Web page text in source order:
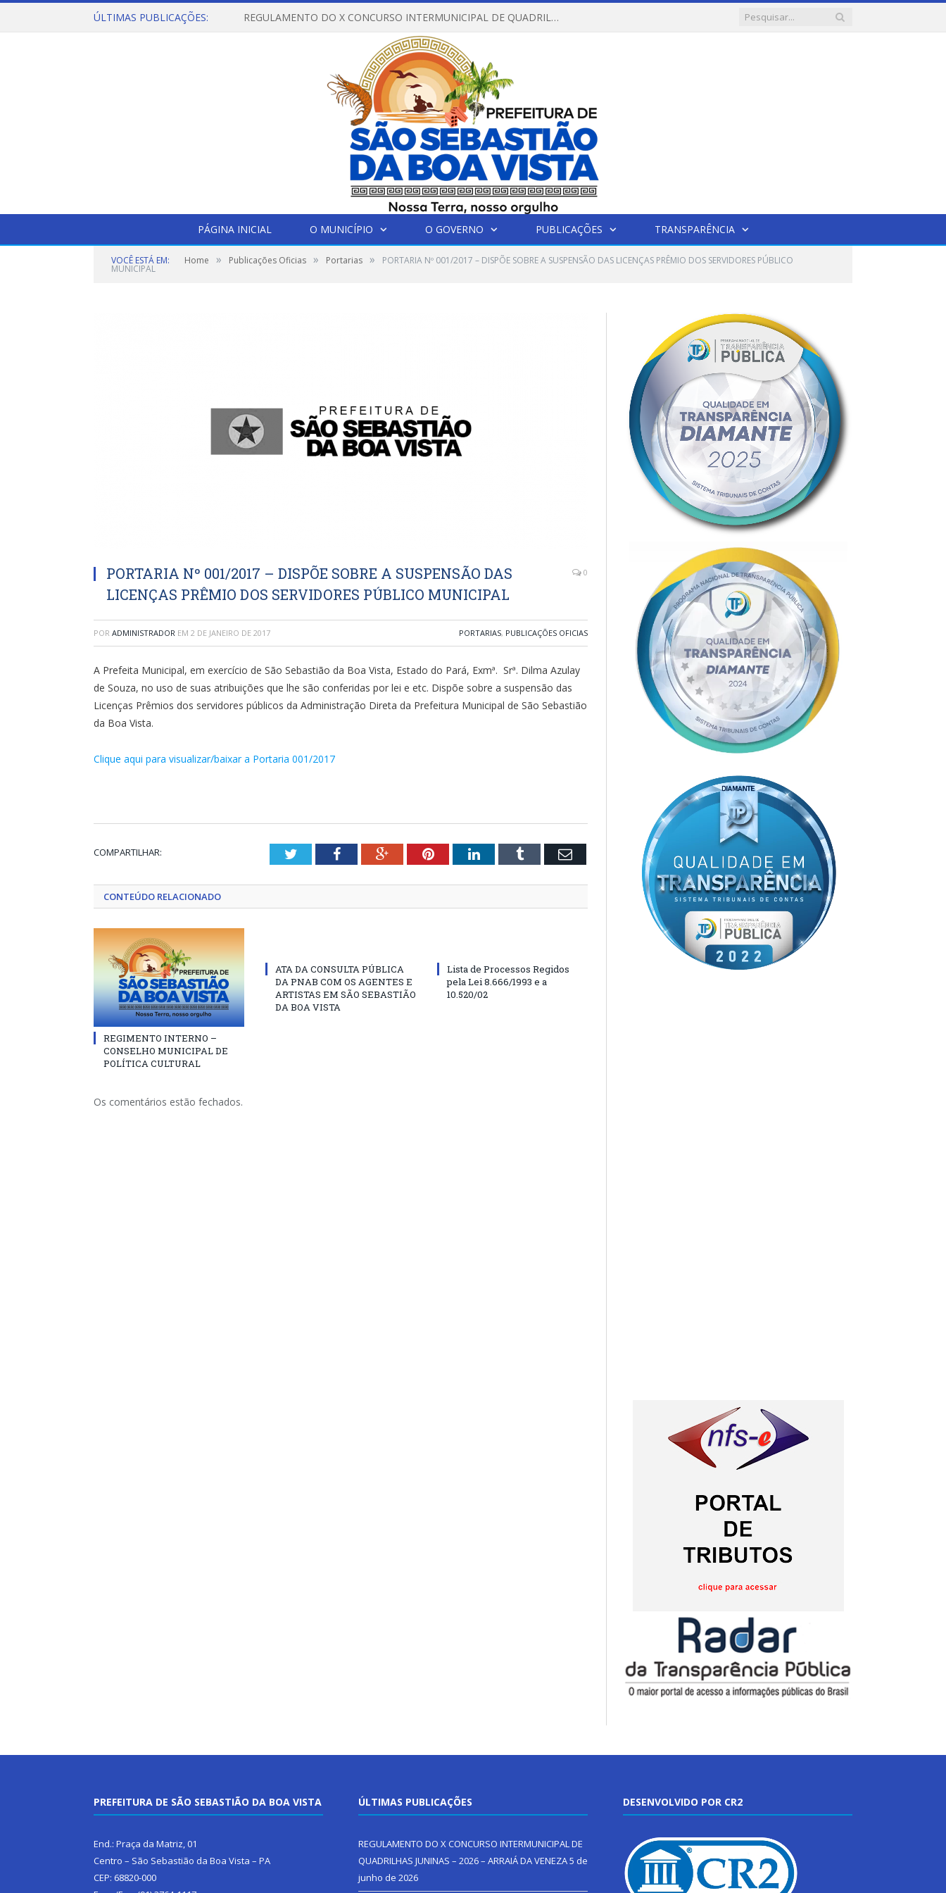
ÚLTIMAS PUBLICAÇÕES: REGULAMENTO DO X CONCURSO INTERMUNICIPAL DE QUADRILHAS JUNINAS – 2026 – ARRAIÁ DA VENEZA
PÁGINA INICIAL O MUNICÍPIO O GOVERNO PUBLICAÇÕES TRANSPARÊNCIA
VOCÊ ESTÁ EM: Home » Publicações Oficias » Portarias » PORTARIA Nº 001/2017 – DISPÕE SOBRE A SUSPENSÃO DAS LICENÇAS PRÊMIO DOS SERVIDORES PÚBLICO
MUNICIPAL
PORTARIA Nº 001/2017 – DISPÕE SOBRE A SUSPENSÃO DAS
LICENÇAS PRÊMIO DOS SERVIDORES PÚBLICO MUNICIPAL
0
POR ADMINISTRADOR EM 2 DE JANEIRO DE 2017 PORTARIAS, PUBLICAÇÕES OFICIAS
A Prefeita Municipal, em exercício de São Sebastião da Boa Vista, Estado do Pará, Exmª. Srª. Dilma Azulay
de Souza, no uso de suas atribuições que lhe são conferidas por lei e etc. Dispõe sobre a suspensão das
Licenças Prêmios dos servidores públicos da Administração Direta da Prefeitura Municipal de São Sebastião
da Boa Vista.
Clique aqui para visualizar/baixar a Portaria 001/2017
COMPARTILHAR: TwitterFacebookGoogle+PinterestLinkedInTumblr Email
CONTEÚDO RELACIONADO
REGIMENTO INTERNO –
CONSELHO MUNICIPAL DE
POLÍTICA CULTURAL
ATA DA CONSULTA PÚBLICA
DA PNAB COM OS AGENTES E
ARTISTAS EM SÃO SEBASTIÃO
DA BOA VISTA
Lista de Processos Regidos
pela Lei 8.666/1993 e a
10.520/02
Os comentários estão fechados.
PREFEITURA DE SÃO SEBASTIÃO DA BOA VISTA
End.: Praça da Matriz, 01
Centro – São Sebastião da Boa Vista – PA
CEP: 68820-000
ÚLTIMAS PUBLICAÇÕES
REGULAMENTO DO X CONCURSO INTERMUNICIPAL DE
QUADRILHAS JUNINAS – 2026 – ARRAIÁ DA VENEZA5 de
junho de 2026
DESENVOLVIDO POR CR2